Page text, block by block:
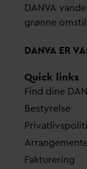
DANVA v
grønne
DANVA ERV
Quick links
Find dine DAN
Bestyrelse
Priv
Fakturering